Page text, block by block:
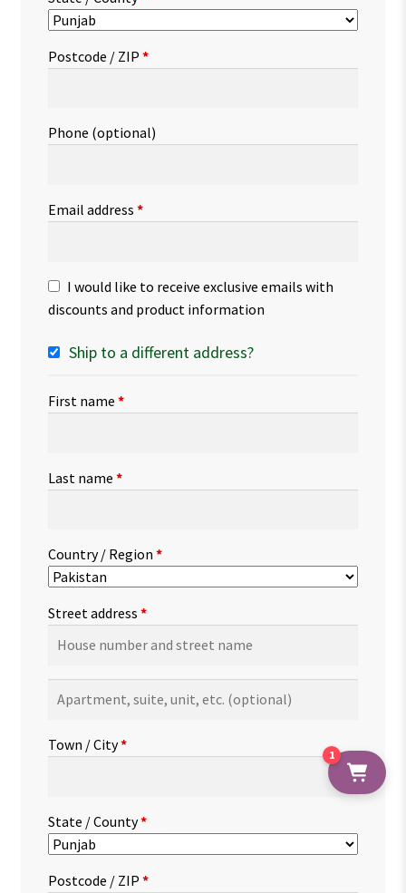
Postcode / ZIP *
Phone (optional)
Email address *
I would like to receive exclusive emails with
discounts and product information
Ship to a different address?
First name *
Last name *
Country / Region *
Street address *
suite,
etc.(optional)
Town / City*
State / County*
Postcode / ZIP *
1